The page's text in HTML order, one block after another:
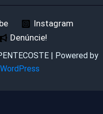
Instagram
Denúncie!
| Powered by